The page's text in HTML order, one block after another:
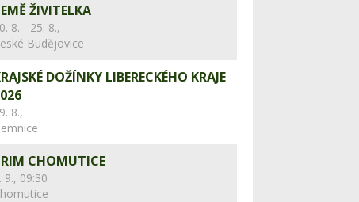
ŽIVITELKA
8. - 25. 8.,
Budějovice
DOŽÍNKY LIBERECKÉHO KRAJE
8.,
CHOMUTICE
9., 09:30